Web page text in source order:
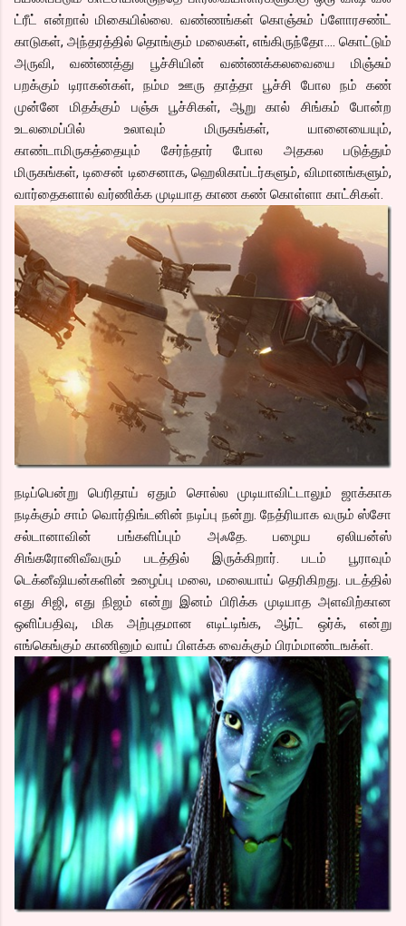
ட்ரீட் என்றால் மிகையில்லை. வண்ணங்கள் கொஞ்சும் ப்ளோரசண்ட்
காடுகள், அந்தரத்தில் தொங்கும் மலைகள், எங்கிருந்தோ…. கொட்டும்
அருவி, வண்ணத்து பூச்சியின் வண்ணக்கலவையை மிஞ்சும்
பறக்கும் டிராகன்கள், நம்ம ஊரு தாத்தா பூச்சி போல நம் கண்
முன்னே மிதக்கும் பஞ்சு பூச்சிகள், ஆறு கால் சிங்கம் போன்ற
உடலமைப்பில் உலாவும் மிருகங்கள், யானையையும்,
காண்டாமிருகத்தையும் சேர்ந்தார் போல அதகல படுத்தும்
மிருகங்கள், டிசைன் டிசைனாக, ஹெலிகாப்டர்களும், விமானங்களும்,
வார்தைகளால் வர்ணிக்க முடியாத காண கண் கொள்ளா காட்சிகள்.
நடிப்பென்று பெரிதாய் ஏதும் சொல்ல முடியாவிட்டாலும் ஜாக்காக
நடிக்கும் சாம் வொர்திங்டனின் நடிப்பு நன்று. நேத்ரியாக வரும் ஸ்சோ
சல்டானாவின் பங்களிப்பும் அஃதே. பழைய ஏலியன்ஸ்
சிங்கரோனிவீவரும் படத்தில் இருக்கிறார். படம் பூராவும்
டெக்னீஷியன்களின் உழைப்பு மலை, மலையாய் தெரிகிறது. படத்தில்
எது சிஜி, எது நிஜம் என்று இனம் பிரிக்க முடியாத அளவிற்கான
ஒளிப்பதிவு, மிக அற்புதமான எடிட்டிங்க, ஆர்ட் ஒர்க், என்று
எங்கெங்கும் காணினும் வாய் பிளக்க வைக்கும் பிரம்மாண்டஙக்ள்.